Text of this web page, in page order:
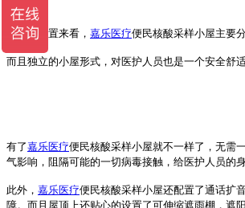
从外部配置来看， 嘉乐医疗便民核酸采样小屋主要
而且独立的小屋形式，对医护人员也是一个安全舒
有了嘉乐医疗便民核酸采样小屋就不一样了，无需
气影响，阻隔可能的一切病毒接触，给医护人员的
此外， 嘉乐医疗便民核酸采样小屋还配置了通话扩
障。 而且屋顶上还贴心的设置了可伸缩遮雨棚，遮